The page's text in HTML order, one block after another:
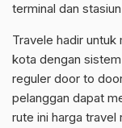
terminal dan
Travele hadir untuk
kota dengan
reguler door to
pelanggan dapat
rute ini harga travel